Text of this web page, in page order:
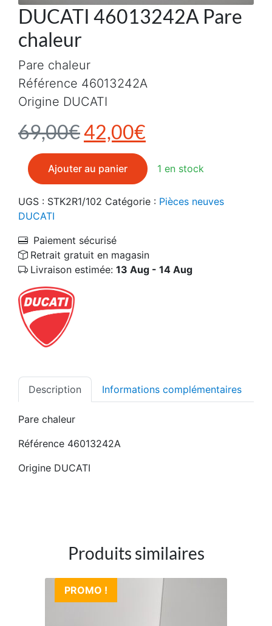
DUCATI 46013242A Pare
chaleur
69,00€Le prix initial était :
42,00€
Pare chaleur
Référence 46013242A
Origine DUCATI
1 en stock
quantité de DUCATI 46013242A Pare chaleur
Ajouter au panier
UGS : STK2R1/102 Catégorie : Pièces neuves
DUCATI
Paiement sécurisé
Retrait gratuit en magasin
Livraison estimée: 13 Aug - 14 Aug
Description Informations complémentaires
Pare chaleur
Référence 46013242A
Origine DUCATI
Produits similaires
PROMO !